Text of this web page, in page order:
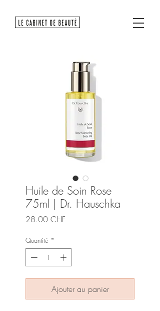
Huile de Soin Rose
75ml | Dr. Hauschka
28.00 CHF
Quantité *
Ajouter au panier